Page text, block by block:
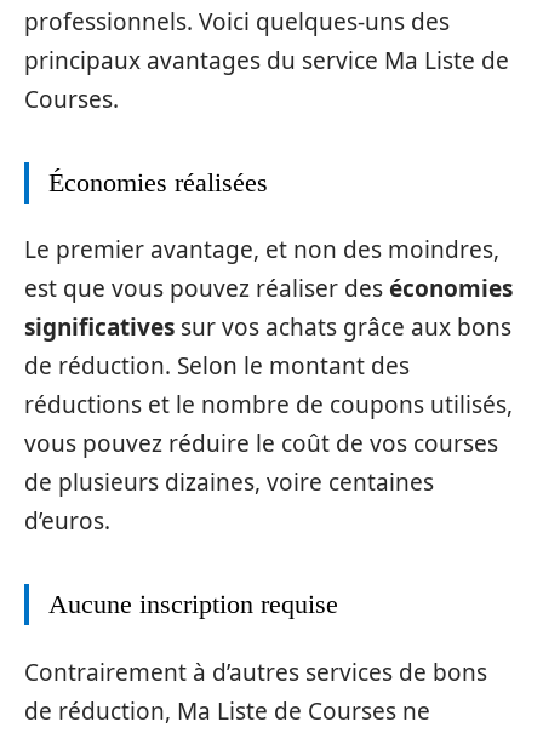
professionnels. Voici quelques-uns des
principaux avantages du service Ma Liste de
Courses.
Économies réalisées
Le premier avantage, et non des moindres,
est que vous pouvez réaliser deséconomies
significatives sur vos achats grâce aux bons
de réduction. Selon le montant des
réductions et le nombre de coupons utilisés,
vous pouvez réduire le coût de vos courses
de plusieurs dizaines, voire centaines
d’euros.
Aucune inscription requise
Contrairement à d’autres services de bons
de réduction, Ma Liste de Courses ne